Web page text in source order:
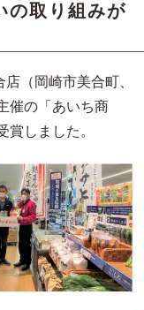
の取り組みが
（岡崎市美合町、
催の「あいち商
しました。